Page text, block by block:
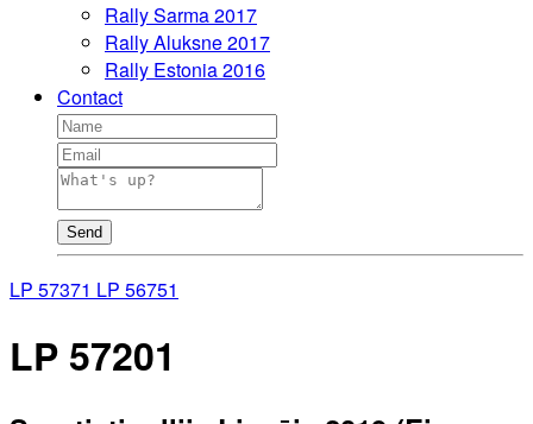
Rally Sarma 2017
Rally Aluksne 2017
Rally Estonia 2016
Contact
Send
LP 57371 LP 56751
LP 57201